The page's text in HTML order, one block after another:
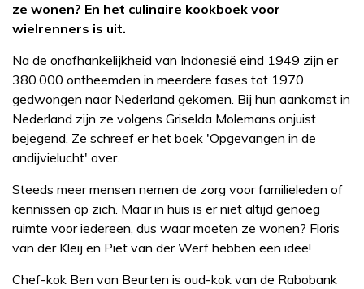
ze wonen? En het culinaire kookboek voor
wielrenners is uit.
Na de onafhankelijkheid van Indonesië eind 1949 zijn er
380.000 ontheemden in meerdere fases tot 1970
gedwongen naar Nederland gekomen. Bij hun aankomst in
Nederland zijn ze volgens Griselda Molemans onjuist
bejegend. Ze schreef er het boek 'Opgevangen in de
andijvielucht' over.
Steeds meer mensen nemen de zorg voor familieleden of
kennissen op zich. Maar in huis is er niet altijd genoeg
ruimte voor iedereen, dus waar moeten ze wonen? Floris
van der Kleij en Piet van der Werf hebben een idee!
Chef-kok Ben van Beurten is oud-kok van de Rabobank